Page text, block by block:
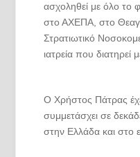
ασχοληθεί με όλο
στο ΑΧΕΠΑ, στο
Στρατιωτικό
ιατρεία που διατηρεί
Ο Χρήστος Πάτρας
συμμετάσχει σε
στην Ελλάδα και στο